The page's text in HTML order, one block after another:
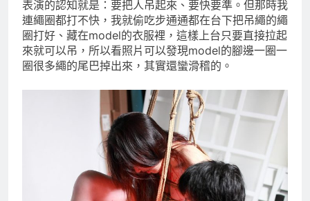
表演的認知就是：要把人吊起來、要快要準。但那時我
連繩圈都打不快，我就偷吃步通通都在台下把吊繩的繩
圈打好、藏在model的衣服裡，這樣上台只要直接拉起
來就可以吊，所以看照片可以發現model的腳邊一圈一
圈很多繩的尾巴掉出來，其實還蠻滑稽的。